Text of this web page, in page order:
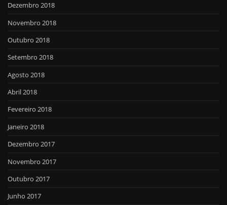
Dezembro 2018
Novembro 2018
Outubro 2018
Setembro 2018
Agosto 2018
Abril 2018
Fevereiro 2018
Janeiro 2018
Dezembro 2017
Novembro 2017
Outubro 2017
Junho 2017